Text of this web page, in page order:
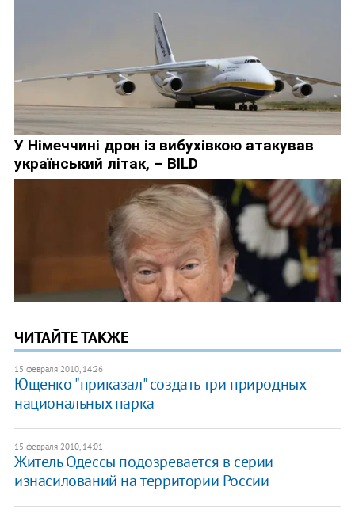
ЧИТАЙТЕ ТАКЖЕ
15 февраля 2010, 14:26
Ющенко "приказал" создать три природных
национальных парка
15 февраля 2010, 14:01
Житель Одессы подозревается в серии
изнасилований на территории России